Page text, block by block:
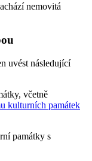
nemovitá
uvést následující
včetně
kulturních památek
památky s